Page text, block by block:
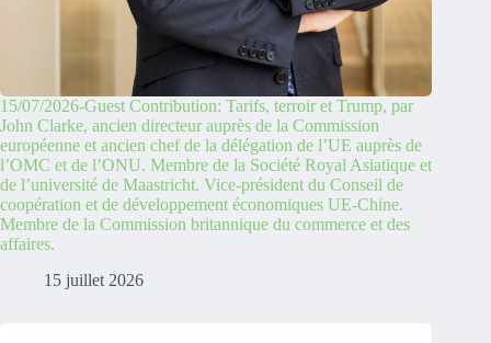
15/07/2026-Guest Contribution: Tarifs, terroir et Trump, par
John Clarke, ancien directeur auprès de la Commission
européenne et ancien chef de la délégation de l’UE auprès de
l’OMC et de l’ONU. Membre de la Société Royal Asiatique et
de l’université de Maastricht. Vice-président du Conseil de
coopération et de développement économiques UE-Chine.
Membre de la Commission britannique du commerce et des
affaires.
15 juillet 2026